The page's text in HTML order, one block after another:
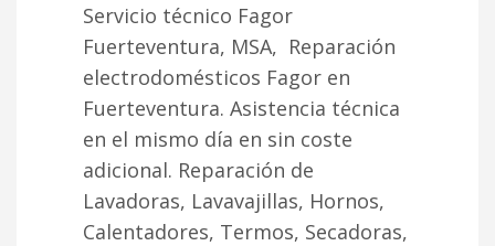
Servicio técnico Fagor
Fuerteventura, MSA, Reparación
electrodomésticos Fagor en
Fuerteventura. Asistencia técnica
en el mismo día en sin coste
adicional. Reparación de
Lavadoras, Lavavajillas, Hornos,
Calentadores, Termos, Secadoras,